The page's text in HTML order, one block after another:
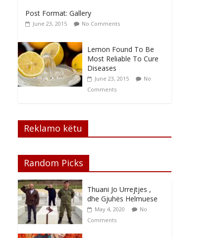
Post Format: Gallery
June 23, 2015 No Comments
Lemon Found To Be
Most Reliable To Cure
Diseases
June 23, 2015
No
Comments
Reklamo këtu
Random Picks
Thuani Jo Urrejtjes ,
dhe Gjuhës Helmuese
May 4, 2020
No
Comments